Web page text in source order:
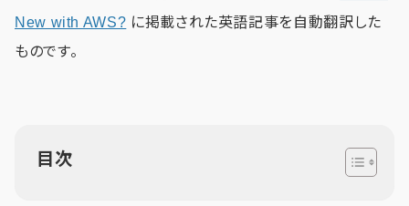
New with AWS? に掲載された英語記事を自動翻訳した
ものです。
目次